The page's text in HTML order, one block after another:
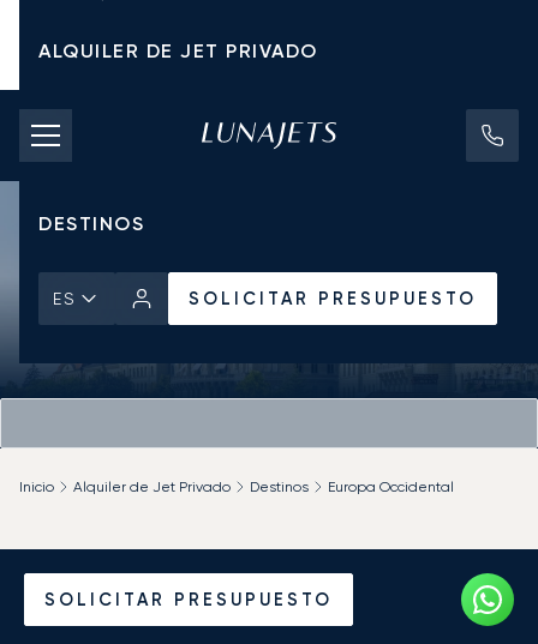
ALQUILER DE JET PRIVADO
TARIFAS DE CHÁRTER
JETS PRIVADOS
DESTINOS
ES SOLICITAR PRESUPUESTO
SOLICITAR PRESUPUESTO
Inicio Alquiler de Jet Privado Destinos Europa Occidental
Alquile un Jet Privado en
Suiza